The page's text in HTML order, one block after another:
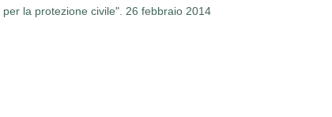
la protezione civile". 26 febbraio 2014